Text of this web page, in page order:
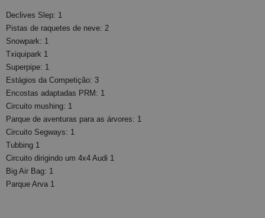
Declives Slep: 1
Pistas de raquetes de neve: 2
Snowpark: 1
Txiquipark 1
Superpipe: 1
Estágios da Competição: 3
Encostas adaptadas PRM: 1
Circuito mushing: 1
Parque de aventuras para as árvores: 1
Circuito Segways: 1
Tubbing 1
Circuito dirigindo um 4x4 Audi 1
Big Air Bag: 1
Parque Arva 1